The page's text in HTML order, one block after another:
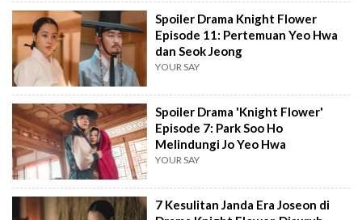
Spoiler Drama Knight Flower
Episode 11: Pertemuan Yeo Hwa
dan Seok Jeong
YOUR SAY
Spoiler Drama 'Knight Flower'
Episode 7: Park Soo Ho
Melindungi Jo Yeo Hwa
YOUR SAY
7 Kesulitan Janda Era Joseon di